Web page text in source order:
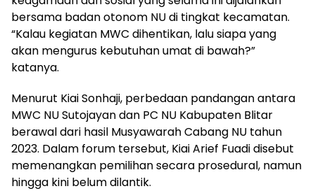
bersama badan otonom NU di tingkat kecamatan.
“Kalau kegiatan MWC dihentikan, lalu siapa yang
akan mengurus kebutuhan umat di bawah?”
katanya.
Menurut Kiai Sonhaji, perbedaan pandangan antara
MWC NU Sutojayan dan PC NU Kabupaten Blitar
berawal dari hasil Musyawarah Cabang NU tahun
2023. Dalam forum tersebut, Kiai Arief Fuadi disebut
memenangkan pemilihan secara prosedural, namun
hingga kini belum dilantik.